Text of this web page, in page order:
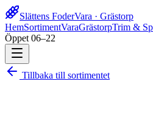
Slättens FoderVara · Grästorp
HemSortimentVaraGrästorpTrim &
Öppet 06–22
Tillbaka till sortimentet